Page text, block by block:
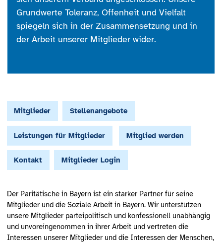
Grundwerte Toleranz, Offenheit und Vielfalt
spiegeln sich in der Zusammensetzung und in
der Arbeit unserer Mitglieder wider.
Mitglieder Stellenangebote
Leistungen für Mitglieder Mitglied werden
Kontakt Mitglieder Login
Der Paritätische in Bayern ist ein starker Partner für seine
Mitglieder und die Soziale Arbeit in Bayern. Wir unterstützen
unsere Mitglieder parteipolitisch und konfessionell unabhängig
und unvoreingenommen in ihrer Arbeit und vertreten die
Interessen unserer Mitglieder und die Interessen der Menschen,